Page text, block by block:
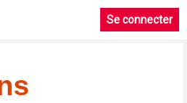
Se connecter